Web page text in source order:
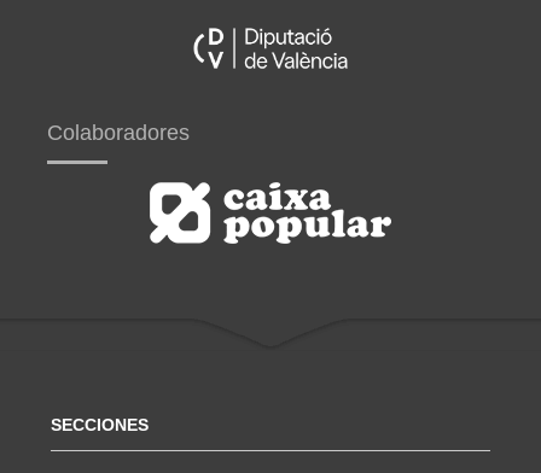
Colaboradores
SECCIONES